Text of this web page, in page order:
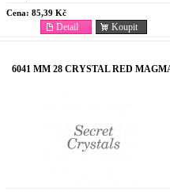
Cena: 85,39 Kč
Koupit
Detail
6041 MM 28 CRYSTAL RED